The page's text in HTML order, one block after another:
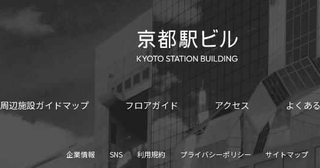
周辺施設ガイドマップ フロアガイド アクセス よくあ
企業情報 SNS 利用規約 プライバシーポリシー サイトマップ